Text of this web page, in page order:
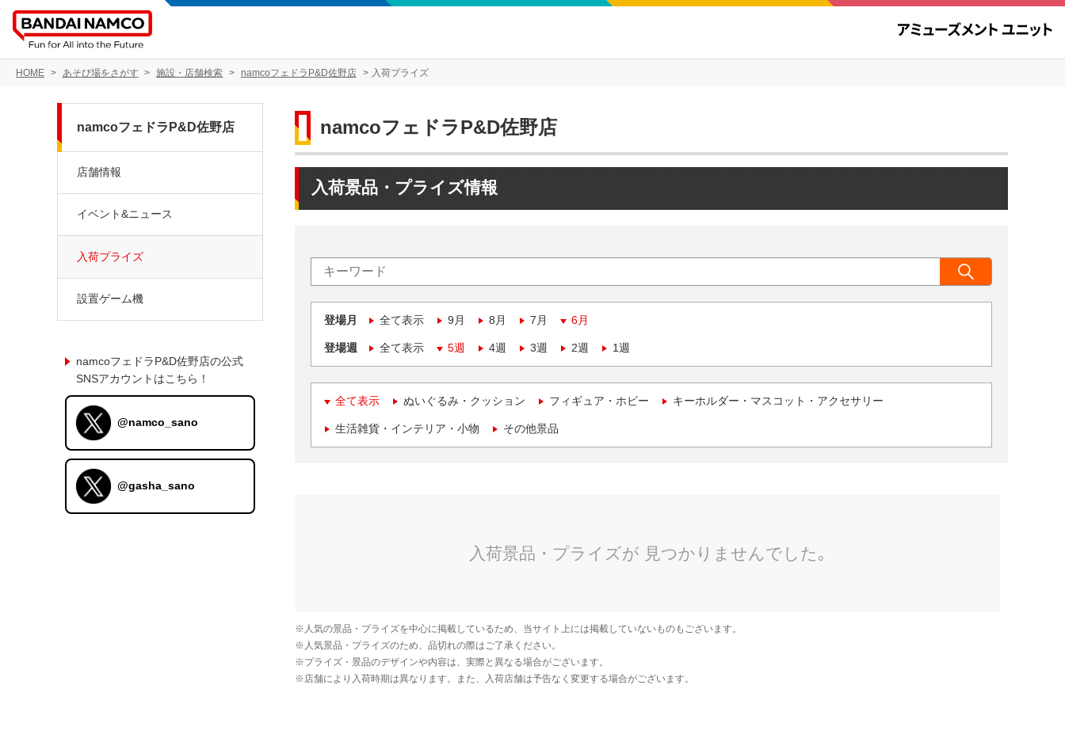
HOME あそび場をさがす 施設・店舗検索 namcoフェドラP&D佐野店 入荷プライズ
namcoフェドラP&D佐野店
入荷景品・プライズ情報
登場月 全て表示 9月 8月 7月 6月
登場週 全て表示 5週 4週 3週 2週 1週
全て表示 ぬいぐるみ・クッション フィギュア・ホビー キーホルダー・マスコット・アクセサリー
生活雑貨・インテリア・小物 その他景品
namcoフェドラP&D佐野店
店舗情報
イベント&ニュース
入荷プライズ
設置ゲーム機
namcoフェドラP&D佐野店の公式
SNSアカウントはこちら！
@namco_sano
@gasha_sano